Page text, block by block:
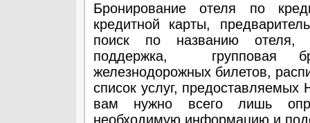
Бронирование отеля по
кредитной карты,
поиск по названию отеля,
поддержка, групповая
железнодорожных билетов,
список услуг,
вам нужно всего лишь
необходимую информацию и